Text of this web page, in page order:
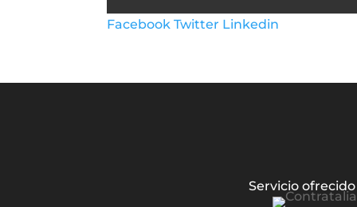
Facebook Twitter Linkedin
Servicio